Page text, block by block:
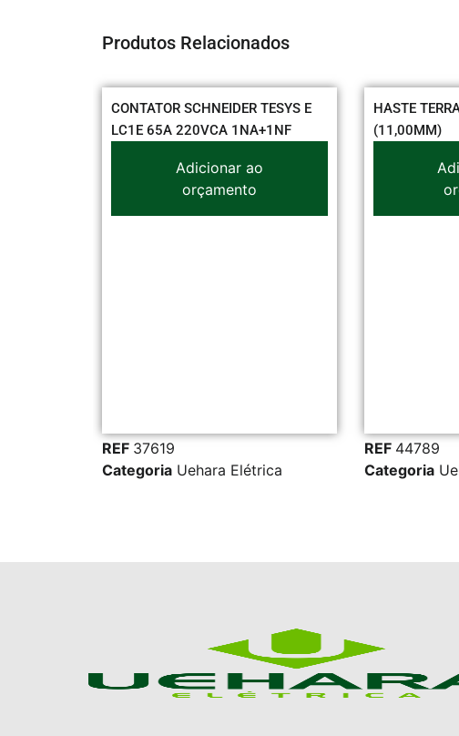
Produtos Relacionados
SCHNEIDER TESYS E
220VCA 1NA+1NF
Uehara Elétrica
HASTE TERRA OLIVO 1/2 X 2,40
(11,00MM)
Categoria Uehara Elétrica